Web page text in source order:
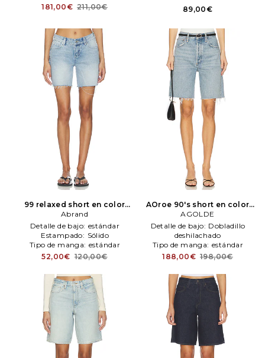
181,00€ 211,00€
89,00€
99 relaxed short en color
azul Abrand
Abrand
Detalle de bajo: estándar
Estampado: Sólido
Tipo de manga: estándar
52,00€ 120,00€
AOroe 90's short en color
azul AGOLDE
AGOLDE
Detalle de bajo: Dobladillo
deshilachado
Tipo de manga: estándar
Tiro:Alto Rise
188,00€ 198,00€